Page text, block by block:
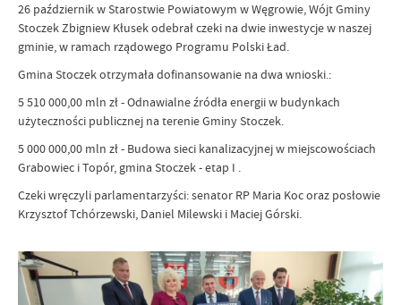
26 październik w Starostwie Powiatowym w Węgrowie, Wójt Gminy
Stoczek Zbigniew Kłusek odebrał czeki na dwie inwestycje w naszej
gminie, w ramach rządowego Programu Polski Ład.
Gmina Stoczek otrzymała dofinansowanie na dwa wnioski.:
5 510 000,00 mln zł - Odnawialne źródła energii w budynkach
użyteczności publicznej na terenie Gminy Stoczek.
5 000 000,00 mln zł - Budowa sieci kanalizacyjnej w miejscowościach
Grabowiec i Topór, gmina Stoczek - etap I .
Czeki wręczyli parlamentarzyści: senator RP Maria Koc oraz posłowie
Krzysztof Tchórzewski, Daniel Milewski i Maciej Górski.